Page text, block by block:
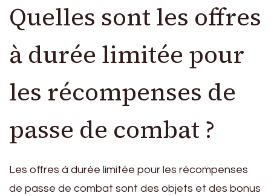
Quelles sont les offres
à durée limitée pour
les récompenses de
passe de combat ?
Les offres à durée limitée pour les récompenses
de passe de combat sont des objets et des bonus